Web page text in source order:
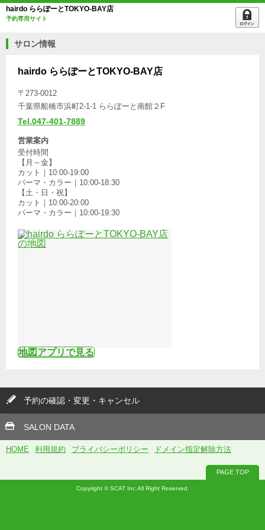
hairdo ららぽーとTOKYO-BAY店
予約専用サイト
サロン情報
hairdo ららぽーとTOKYO-BAY店
〒273-0012
千葉県船橋市浜町2-1-1 ららぽーと南館２F
Tel.047-401-7889
営業案内
受付時間
【月～金】
カット｜10:00-19:00
パーマ・カラー｜10:00-18:30
【土・日・祝】
カット｜10:00-20:00
パーマ・カラー｜10:00-19:30
地図アプリで見る
予約の確認・変更・キャンセル
SALON DATA
HOME 利用規約 プライバシーポリシー ドメイン指定解除方法
PAGE TOP
Copyright © SCAT Inc.All Right Reserved.